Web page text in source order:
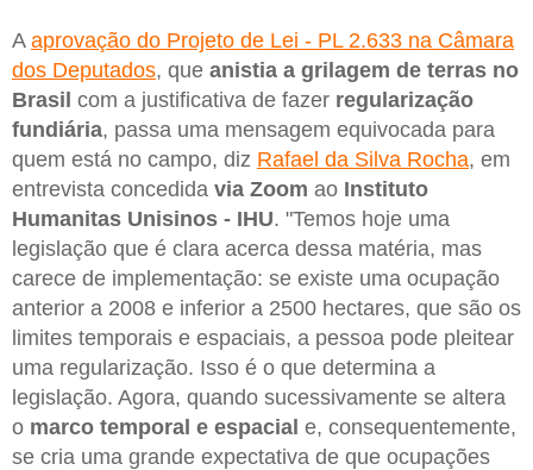
A aprovação do Projeto de Lei - PL 2.633 na Câmara
dos Deputados, que anistia a grilagem de terras no
Brasil com a justificativa de fazer regularização
fundiária, passa uma mensagem equivocada para
quem está no campo, diz Rafael da Silva Rocha, em
entrevista concedida via Zoom ao Instituto
Humanitas Unisinos - IHU. "Temos hoje uma
legislação que é clara acerca dessa matéria, mas
carece de implementação: se existe uma ocupação
anterior a 2008 e inferior a 2500 hectares, que são os
limites temporais e espaciais, a pessoa pode pleitear
uma regularização. Isso é o que determina a
legislação. Agora, quando sucessivamente se altera
o marco temporal e espacial e, consequentemente,
se cria uma grande expectativa de que ocupações